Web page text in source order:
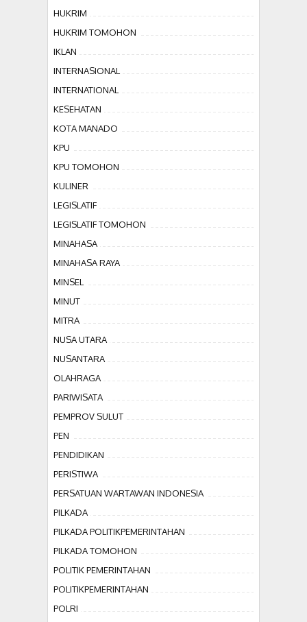
HUKRIM
HUKRIM TOMOHON
IKLAN
INTERNASIONAL
INTERNATIONAL
KESEHATAN
KOTA MANADO
KPU
KPU TOMOHON
KULINER
LEGISLATIF
LEGISLATIF TOMOHON
MINAHASA
MINAHASA RAYA
MINSEL
MINUT
MITRA
NUSA UTARA
NUSANTARA
OLAHRAGA
PARIWISATA
PEMPROV SULUT
PEN
PENDIDIKAN
PERISTIWA
PERSATUAN WARTAWAN INDONESIA
PILKADA
PILKADA POLITIKPEMERINTAHAN
PILKADA TOMOHON
POLITIK PEMERINTAHAN
POLITIKPEMERINTAHAN
POLRI